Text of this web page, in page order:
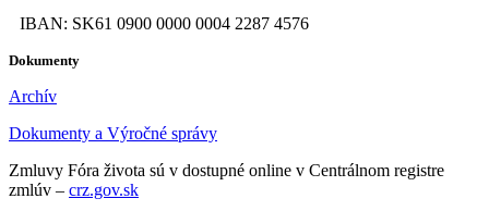
IBAN: SK61 0900 0000 0004 2287 4576
Dokumenty
Archív
Dokumenty a Výročné správy
Zmluvy Fóra života sú v dostupné online v Centrálnom registre
zmlúv – crz.gov.sk